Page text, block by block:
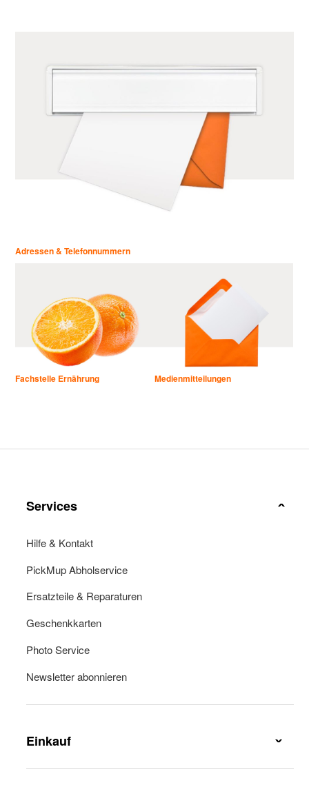
Adressen & Telefonnummern
Fachstelle Ernährung Medienmitteilungen
Services
Hilfe & Kontakt
PickMup Abholservice
Ersatzteile & Reparaturen
Geschenkkarten
Photo Service
Newsletter abonnieren
Einkauf
Lieferung & Lieferkosten